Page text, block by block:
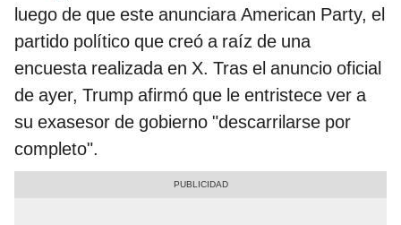
luego de que este anunciara American Party, el
partido político que creó a raíz de una
encuesta realizada en X. Tras el anuncio oficial
de ayer, Trump afirmó que le entristece ver a
su exasesor de gobierno "descarrilarse por
completo".